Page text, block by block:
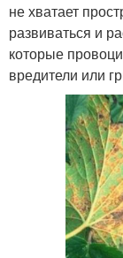
не хватает
развиваться и
которые
вредители или